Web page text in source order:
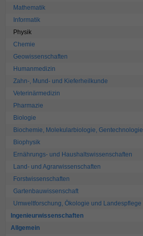
Mathematik
Informatik
Physik
Chemie
Geowissenschaften
Humanmedizin
Zahn-, Mund- und Kieferheilkunde
Veterinärmedizin
Pharmazie
Biologie
Biochemie, Molekularbiologie, Gentechnologie
Biophysik
Ernährungs- und Haushaltswissenschaften
Land- und Agrarwissenschaften
Forstwissenschaften
Gartenbauwissenschaft
Umweltforschung, Ökologie und Landespflege
Ingenieurwissenschaften
Allgemein